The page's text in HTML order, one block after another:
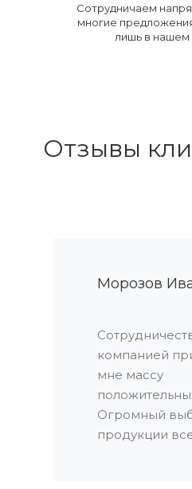
Сотрудничаем
многие
лишь в нашем
Отзывы
Морозов
компанией
мне массу
Огромный
продукции